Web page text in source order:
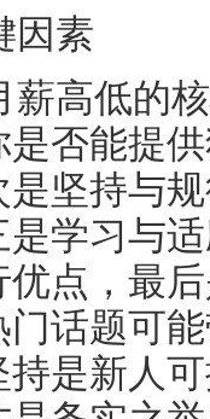
因素
薪高低的
否能提
坚持与
学习与
点，最
话题可
是新人